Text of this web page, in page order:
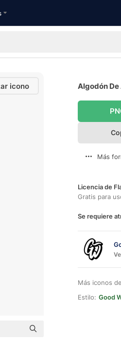
icono Algodón
Más
Licencia de
Gratis para
Se requiere
Más iconos
Estilo: Good